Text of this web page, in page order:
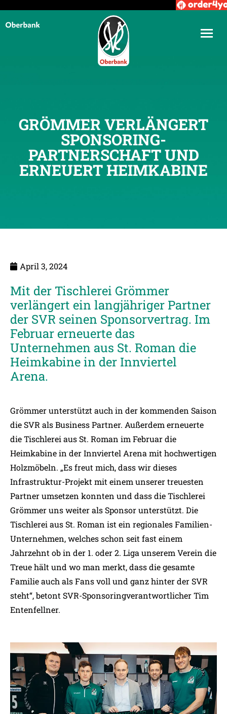
GRÖMMER VERLÄNGERT
SPONSORING-
PARTNERSCHAFT UND
ERNEUERT HEIMKABINE
April 3, 2024
Mit der Tischlerei Grömmer
verlängert ein langjähriger Partner
der SVR seinen Sponsorvertrag. Im
Februar erneuerte das
Unternehmen aus St. Roman die
Heimkabine in der Innviertel
Arena.
Grömmer unterstützt auch in der kommenden Saison
die SVR als Business Partner. Außerdem erneuerte
die Tischlerei aus St. Roman im Februar die
Heimkabine in der Innviertel Arena mit hochwertigen
Holzmöbeln. „Es freut mich, dass wir dieses
Infrastruktur-Projekt mit einem unserer treuesten
Partner umsetzen konnten und dass die Tischlerei
Grömmer uns weiter als Sponsor unterstützt. Die
Tischlerei aus St. Roman ist ein regionales Familien-
Unternehmen, welches schon seit fast einem
Jahrzehnt ob in der 1. oder 2. Liga unserem Verein die
Treue hält und wo man merkt, dass die gesamte
Familie auch als Fans voll und ganz hinter der SVR
steht“, betont SVR-Sponsoringverantwortlicher Tim
Entenfellner.